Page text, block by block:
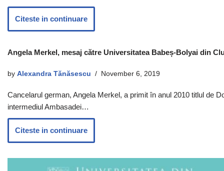
Citeste in continuare
Angela Merkel, mesaj către Universitatea Babeș-Bolyai din
by Alexandra Tănăsescu November 6, 2019
Cancelarul german, Angela Merkel, a primit în anul 2010 titlul de
intermediul Ambasadei…
Citeste in continuare